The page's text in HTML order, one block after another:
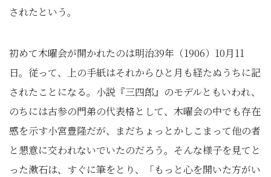
されたという。
初めて木曜会が開かれたのは明治39年（1906）10月11
日。従って、上の手紙はそれからひと月も経たぬうちに記
されたことになる。小説『三四郎』のモデルともいわれ、
のちには古参の門弟の代表格として、木曜会の中でも存在
感を示す小宮豊隆だが、まだちょっとかしこまって他の者
と懇意に交われないでいたのだろう。そんな様子を見てと
った漱石は、すぐに筆をとり、「もっと心を開いた方がい